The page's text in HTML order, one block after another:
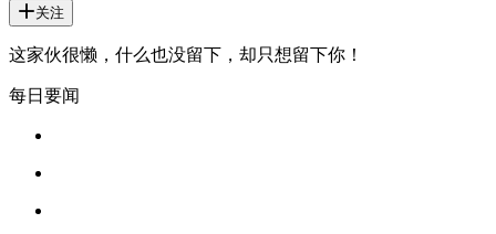
关注
这家伙很懒，什么也没留下，却只想留下你！
每日要闻